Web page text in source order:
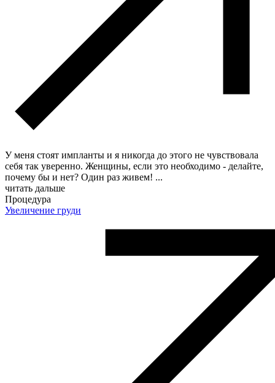
У меня стоят импланты и я никогда до этого не чувствовала
себя так уверенно. Женщины, если это необходимо - делайте,
почему бы и нет? Один раз живем! ...
читать дальше
Процедура
Увеличение груди